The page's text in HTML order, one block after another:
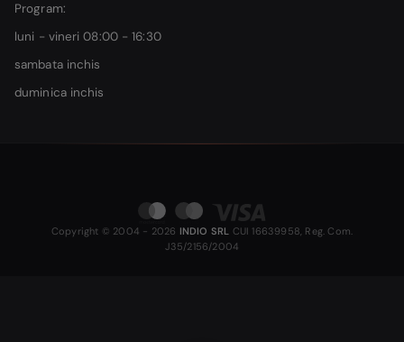
Program:
luni - vineri 08:00 - 16:30
sambata inchis
duminica inchis
Copyright © 2004 - 2026 INDIO SRL CUI 16639958, Reg. Com.
J35/2156/2004